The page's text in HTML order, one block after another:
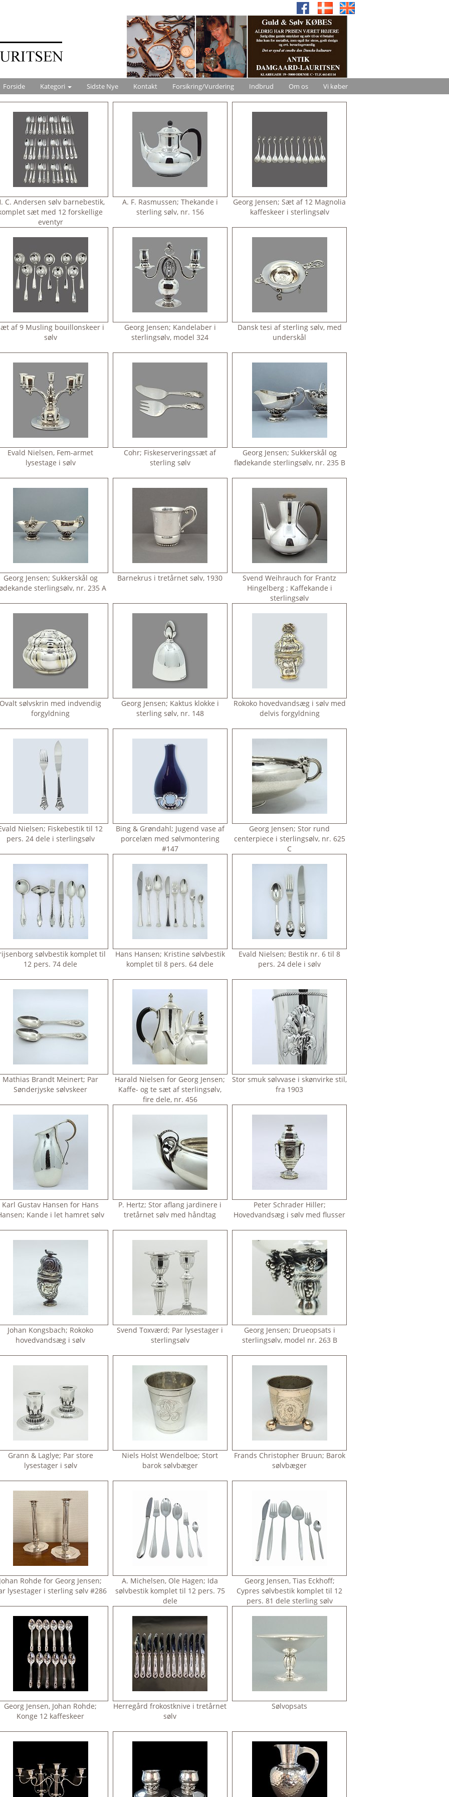
Forside Kategori Sidste Nye Kontakt Forsikring/Vurdering Indbrud Om os Vi køber
C. Andersen sølv barnebestik,
sæt med 12 forskellige
eventyr
A. F. Rasmussen; Thekande i
sterling sølv, nr. 156
Georg Jensen; Sæt af 12 Magnolia
kaffeskeer i sterlingsølv
af 9 Musling bouillonskeer i
sølv
Georg Jensen; Kandelaber i
sterlingsølv, model 324
Dansk tesi af sterling sølv, med
underskål
Evald Nielsen, Fem-armet
lysestage i sølv
Cohr; Fiskeserveringssæt af
sterling sølv
Georg Jensen; Sukkerskål og
flødekande sterlingsølv, nr. 235 B
Georg Jensen; Sukkerskål og
sterlingsølv, nr. 235 A
Barnekrus i tretårnet sølv, 1930
Svend Weihrauch for Frantz
Hingelberg ; Kaffekande i
sterlingsølv
Ovalt sølvskrin med indvendig
forgyldning
Georg Jensen; Kaktus klokke i
sterling sølv, nr. 148
Rokoko hovedvandsæg i sølv med
delvis forgyldning
Nielsen; Fiskebestik til 12
pers. 24 dele i sterlingsølv
Bing & Grøndahl; Jugend vase af
porcelæn med sølvmontering
#147
Georg Jensen; Stor rund
centerpiece i sterlingsølv, nr. 625
C
sølvbestik komplet til
12 pers. 74 dele
Hans Hansen; Kristine sølvbestik
komplet til 8 pers. 64 dele
Evald Nielsen; Bestik nr. 6 til 8
pers. 24 dele i sølv
Mathias Brandt Meinert; Par
Sønderjyske sølvskeer
Harald Nielsen for Georg Jensen;
Kaffe- og te sæt af sterlingsølv,
fire dele, nr. 456
Stor smuk sølvvase i skønvirke stil,
fra 1903
Karl Gustav Hansen for Hans
Kande i let hamret sølv
P. Hertz; Stor aflang jardinere i
tretårnet sølv med håndtag
Peter Schrader Hiller;
Hovedvandsæg i sølv med flusser
Johan Kongsbach; Rokoko
hovedvandsæg i sølv
Svend Toxværd; Par lysestager i
sterlingsølv
Georg Jensen; Drueopsats i
sterlingsølv, model nr. 263 B
Grann & Laglye; Par store
lysestager i sølv
Niels Holst Wendelboe; Stort
barok sølvbæger
Frands Christopher Bruun; Barok
sølvbæger
Rohde for Georg Jensen;
lysestager i sterling sølv #286
A. Michelsen, Ole Hagen; Ida
sølvbestik komplet til 12 pers. 75
dele
Georg Jensen, Tias Eckhoff;
Cypres sølvbestik komplet til 12
pers. 81 dele sterling sølv
Georg Jensen, Johan Rohde;
Konge 12 kaffeskeer
Herregård frokostknive i tretårnet
sølv
Sølvopsats